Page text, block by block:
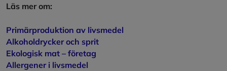
Läs mer om:
Primärproduktion av livsmedel
Alkoholdrycker och sprit
Ekologisk mat – företag
Allergener i livsmedel